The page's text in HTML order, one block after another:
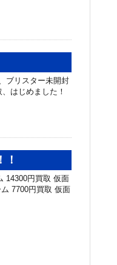
ブリスター未開封
はじめました！
14300円買取 仮面
7700円買取 仮面